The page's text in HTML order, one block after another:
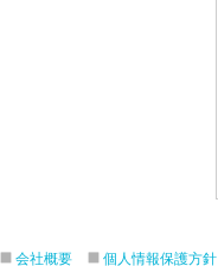
会社概要 個人情報保護方針